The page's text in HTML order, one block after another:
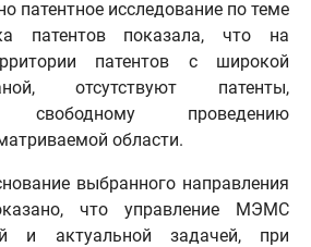
исследование по теме
патентов показала, что на
патентов с широкой
отсутствуют патенты,
свободному проведению
области.
выбранного направления
что управление МЭМС
и актуальной задачей, при